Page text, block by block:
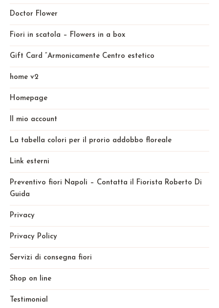
Doctor Flower
Fiori in scatola – Flowers in a box
Gift Card “Armonicamente Centro estetico
home v2
Homepage
Il mio account
La tabella colori per il prorio addobbo floreale
Link esterni
Preventivo fiori Napoli – Contatta il Fiorista Roberto Di
Guida
Privacy
Privacy Policy
Servizi di consegna fiori
Shop on line
Testimonial